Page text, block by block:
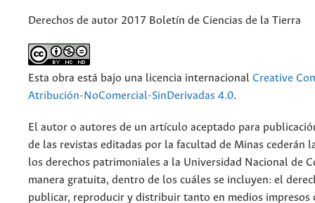
Derechos de autor 2017 Boletín de Ciencias de la Tierra
Esta obra está bajo una licencia internacional Creative
Atribución-NoComercial-SinDerivadas 4.0.
El autor o autores de un artículo aceptado para
de las revistas editadas por la facultad de Minas cederán
los derechos patrimoniales a la Universidad Nacional de
manera gratuita, dentro de los cuáles se incluyen: el
publicar, reproducir y distribuir tanto en medios impresos